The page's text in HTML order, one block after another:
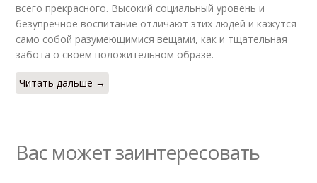
всего прекрасного. Высокий социальный уровень и
безупречное воспитание отличают этих людей и кажутся
само собой разумеющимися вещами, как и тщательная
забота о своем положительном образе.
Читать дальше →
Вас может заинтересовать